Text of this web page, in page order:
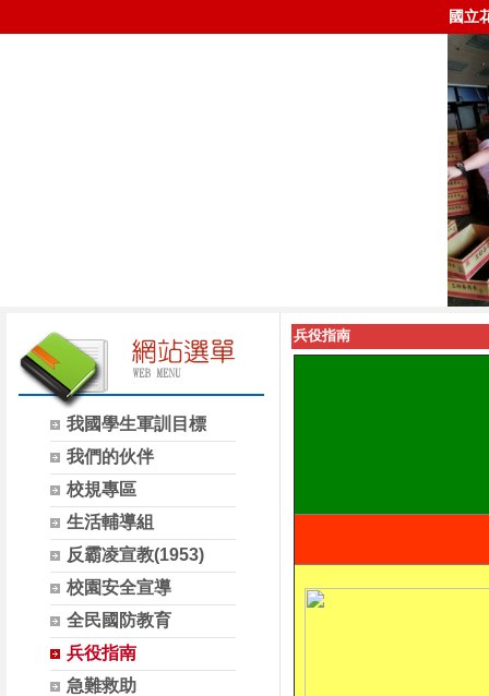
國立
我國學生軍訓目標
我們的伙伴
校規專區
生活輔導組
反霸凌宣教(1953)
校園安全宣導
全民國防教育
兵役指南
急難救助
兵役指南